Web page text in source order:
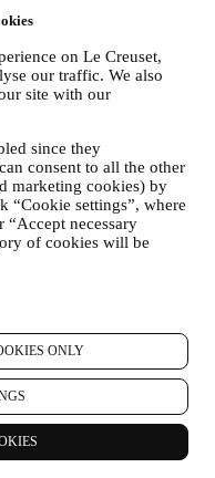
on Le Creuset,
our traffic. We also
site with our
since they
consent to all the other
marketing cookies) by
“Cookie settings”, where
“Accept necessary
of cookies will be
ONLY
receviez quelques
ce que votre désinscription
vos données et que vous
données à des
sans votre autorisation.
droits en matière de
nous envoyer un e-mail à
faire part de votre
les meilleurs délais.
de Le Creuset
personnelles et à
expliquant
à la protection des
de Protection des
et avec la loi relative à la
votre pays, dans votre
à la Protection des